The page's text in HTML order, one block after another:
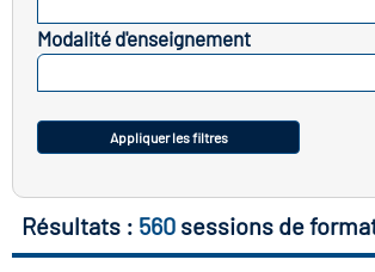
de construction)
des secteurs(en
construction)
Modalité d'enseignement
Appliquer les filtres
Résultats : 560 sessions de